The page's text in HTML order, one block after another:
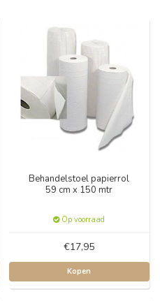
Behandelstoel papierrol
59 cm x 150 mtr
Op voorraad
€17,95
Kopen